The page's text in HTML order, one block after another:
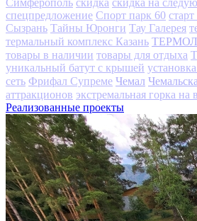
спецпредложение Спорт парк 60
Сызрань Тайны Юронги Тау Галерея
термальный комплекс Казань
товары в наличии товары для отдыха
уникальный батут с крышей
сеть Фрифал Супреме Чемал
аттракционов экстремальная горка на
Реализованные проекты